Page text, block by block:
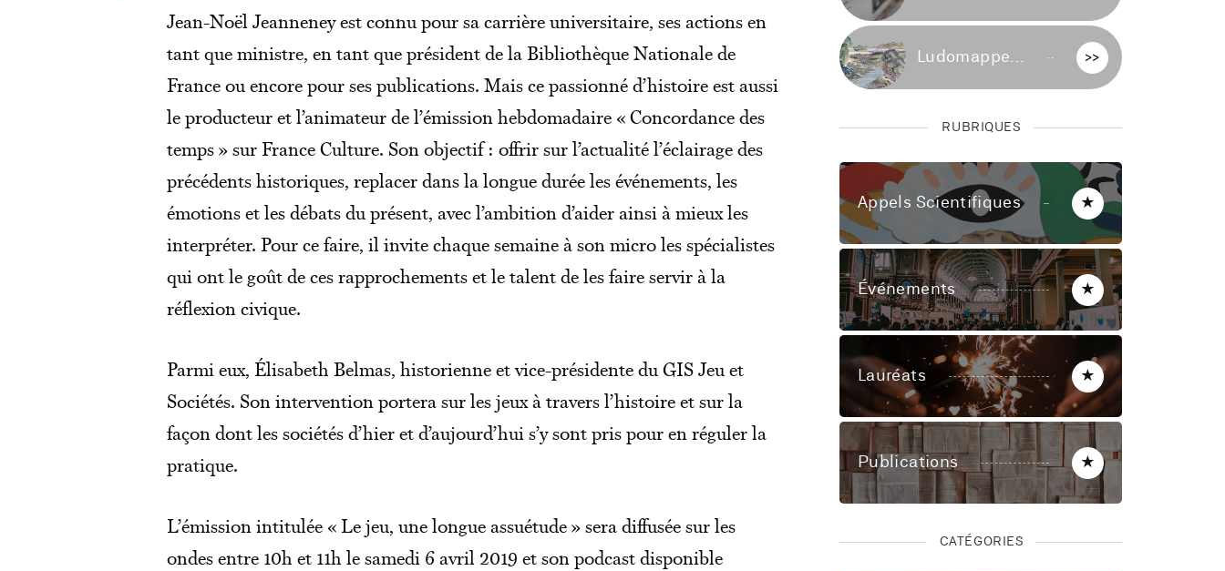
Jean-Noël Jeanneney est connu pour sa carrière universitaire, ses actions en
tant que ministre, en tant que président de la Bibliothèque Nationale de
France ou encore pour ses publications. Mais ce passionné d’histoire est aussi
le producteur et l’animateur de l’émission hebdomadaire « Concordance des
temps » sur France Culture. Son objectif : offrir sur l’actualité l’éclairage des
précédents historiques, replacer dans la longue durée les événements, les
émotions et les débats du présent, avec l’ambition d’aider ainsi à mieux les
interpréter. Pour ce faire, il invite chaque semaine à son micro les spécialistes
qui ont le goût de ces rapprochements et le talent de les faire servir à la
réflexion civique.
Parmi eux, Élisabeth Belmas, historienne et vice-présidente du GIS Jeu et
Sociétés. Son intervention portera sur les jeux à travers l’histoire et sur la
façon dont les sociétés d’hier et d’aujourd’hui s’y sont pris pour en réguler la
pratique.
L’émission intitulée « Le jeu, une longue assuétude » sera diffusée sur les
ondes entre 10h et 11h le samedi 6 avril 2019 et son podcast disponible
Ludomappe... >>
RUBRIQUES
Appels Scientifiques ★
Événements ★
Lauréats ★
Publications ★
CATÉGORIES